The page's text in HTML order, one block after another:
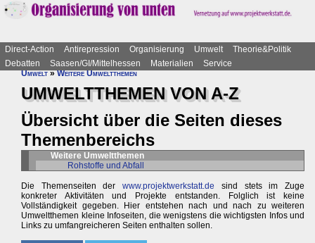
Direct-Action Antirepression Organisierung Umwelt
Theorie&Politik
Debatten
Saasen/GI/Mittelhessen Materialien
Service
Umwelt»Weitere Umweltthemen
UMWELTTHEMEN VON A-Z
Übersicht über die Seiten dieses
Themenbereichs
Weitere Umweltthemen
Rohstoffe und Abfall
Die Themenseiten derwww.projektwerkstatt.de sind stets im Zuge
konkreter Aktivitäten und Projekte entstanden. Folglich ist keine
Vollständigkeit gegeben. Hier entstehen nach und nach zu weiteren
Umweltthemen kleine Infoseiten, die wenigstens die wichtigsten Infos und
Links zu umfangreicheren Seiten enthalten sollen.